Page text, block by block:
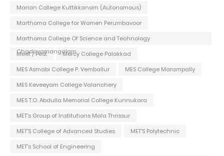
Marian College Kuttikkanam (Autonomous)
Marthoma College for Women Perumbavoor
Marthoma College Of Science and Technology
Chadayamangalam
Meet / Fest
Mercy College Palakkad
MES Asmabi College P. Vemballur
MES College Marampally
MES Keveeyam College Valanchery
MES T.O. Abdulla Memorial College Kunnukara
MET's Group of Institutions Mala Thrissur
MET'S College of Advanced Studies
MET'S Polytechnic
MET's School of Engineering